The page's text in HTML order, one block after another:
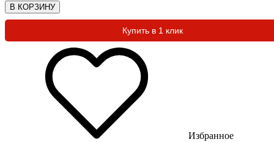
В КОРЗИНУ
Купить в 1 клик
Избранное